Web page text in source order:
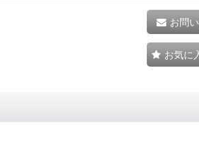
お問
お気に